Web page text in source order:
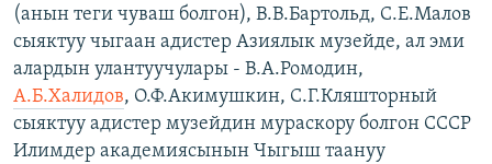
(анын теги чуваш болгон), В.В.Бартольд, С.Е.Малов
сыяктуу чыгаан адистер Азиялык музейде, ал эми
алардын улантуучулары - В.А.Ромодин,
А.Б.Халидов, О.Ф.Акимушкин, С.Г.Кляшторный
сыяктуу адистер музейдин мураскору болгон СССР
Илимдер академиясынын Чыгыш таануу